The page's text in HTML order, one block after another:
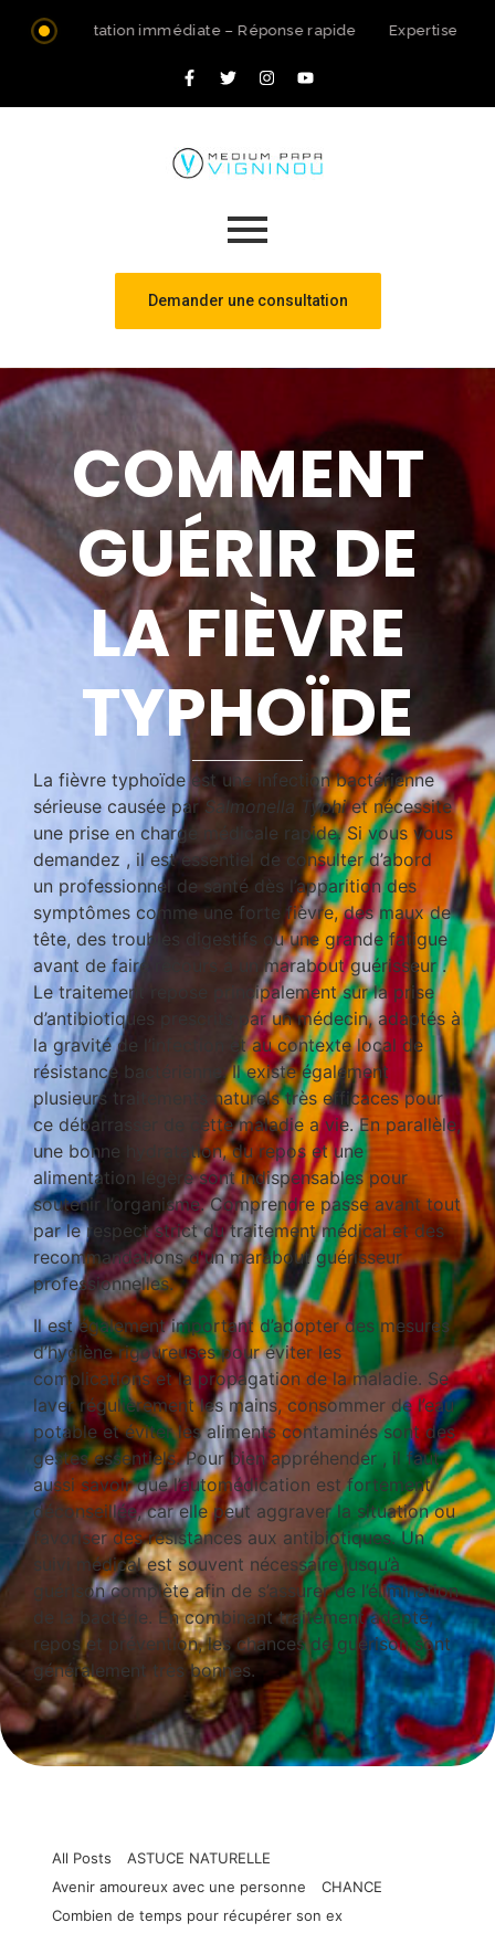
Consultation immédiate – Réponse rapide Expertise
Demander une consultation
COMMENT
GUÉRIR DE
LA FIÈVRE
TYPHOÏDE
La fièvre typhoïde est une infection bactérienne
sérieuse causée par Salmonella Typhiet nécessite
une prise en charge médicale rapide. Si vous vous
demandez , il est essentiel de consulter d’abord
un professionnel de santé dès l’apparition des
symptômes comme une forte fièvre, des maux de
tête, des troubles digestifs ou une grande fatigue
avant de faire recours a un marabout guérisseur .
Le traitement repose principalement sur la prise
d’antibiotiques prescrits par un médecin, adaptés à
la gravité de l’infection et au contexte local de
résistance bactérienne. Il existe également
plusieurs traitements naturels très efficaces pour
ce débarrasser de cette maladie a vie. En parallèle,
une bonne hydratation, du repos et une
alimentation légère sont indispensables pour
soutenir l’organisme. Comprendre passe avant tout
par le respect strict du traitement médical et des
recommandations d'un marabout guérisseur
professionnelles.
Il est également important d’adopter des mesures
d’hygiène rigoureuses pour éviter les
complications et la propagation de la maladie. Se
laver régulièrement les mains, consommer de l’eau
potable et éviter les aliments contaminés sont des
gestes essentiels. Pour bien appréhender , il faut
aussi savoir que l’automédication est fortement
déconseillée, car elle peut aggraver la situation ou
favoriser des résistances aux antibiotiques. Un
suivi médical est souvent nécessaire jusqu’à
guérison complète afin de s’assurer de l’élimination
de la bactérie. En combinant traitement adapté,
repos et prévention, les chances de guérison sont
généralement très bonnes.
All Posts
ASTUCE NATURELLE
Avenir amoureux avec une personne
CHANCE
Combien de temps pour récupérer son ex